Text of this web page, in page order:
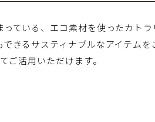
ている、エコ素材を使ったカト
きるサスティナブルなアイテム
ご活用いただけます。